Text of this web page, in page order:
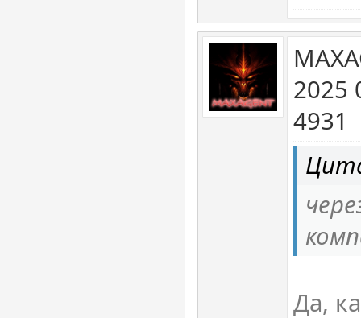
2025
4931
Да,